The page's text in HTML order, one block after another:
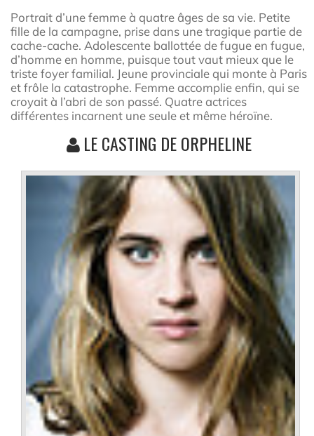
Portrait d’une femme à quatre âges de sa vie. Petite
fille de la campagne, prise dans une tragique partie de
cache-cache. Adolescente ballottée de fugue en fugue,
d’homme en homme, puisque tout vaut mieux que le
triste foyer familial. Jeune provinciale qui monte à Paris
et frôle la catastrophe. Femme accomplie enfin, qui se
croyait à l’abri de son passé. Quatre actrices
différentes incarnent une seule et même héroïne.
LE CASTING DE ORPHELINE